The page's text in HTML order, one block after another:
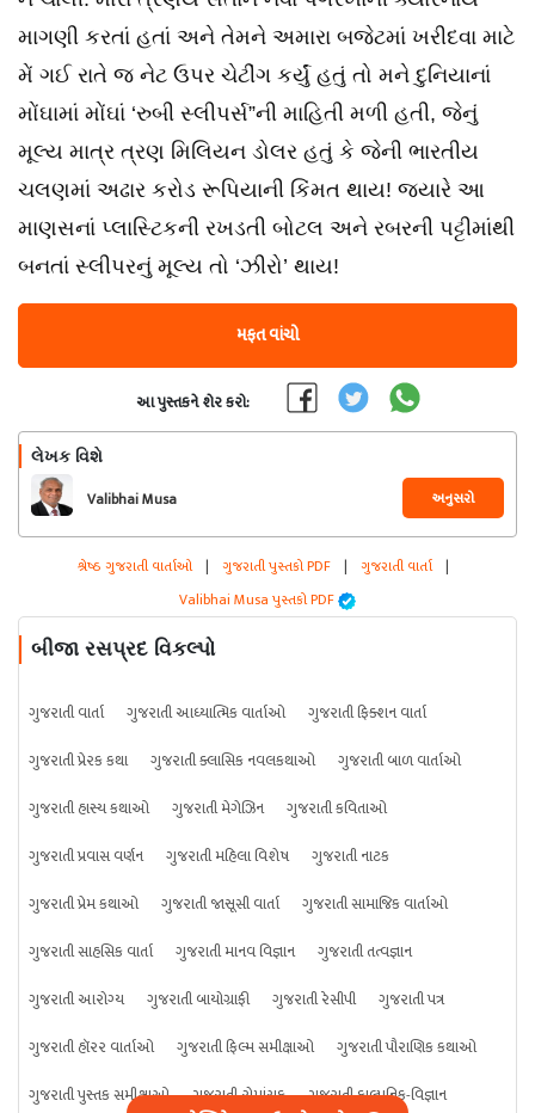
માગણી કરતાં હતાં અને તેમને અમારા બજેટમાં ખરીદવા માટે
મેં ગઈ રાતે જ નેટ ઉપર ચેટીંગ કર્યું હતું તો મને દુનિયાનાં
મોંઘામાં મોંઘાં ‘રુબી સ્લીપર્સ”ની માહિતી મળી હતી, જેનું
મૂલ્ય માત્ર ત્રણ મિલિયન ડોલર હતું કે જેની ભારતીય
ચલણમાં અઢાર કરોડ રૂપિયાની કિંમત થાય! જ્યારે આ
માણસનાં પ્લાસ્ટિકની રખડતી બોટલ અને રબરની પટ્ટીમાંથી
બનતાં સ્લીપરનું મૂલ્ય તો ‘ઝીરો’ થાય!
મફત વાંચો
આ પુસ્તકને શેર કરો:
લેખક વિશે
Valibhai Musa અનુસરો
શ્રેષ્ઠ ગુજરાતી વાર્તાઓ | ગુજરાતી પુસ્તકો PDF | ગુજરાતી વાર્તા |
Valibhai Musa પુસ્તકો PDF
બીજા રસપ્રદ વિકલ્પો
ગુજરાતી વાર્તા ગુજરાતી આધ્યાત્મિક વાર્તાઓ
ગુજરાતી ફિક્શન વાર્તા
ગુજરાતી પ્રેરક કથા
ગુજરાતી ક્લાસિક નવલકથાઓ
ગુજરાતી બાળ વાર્તાઓ
ગુજરાતી હાસ્ય કથાઓ
ગુજરાતી મેગેઝિન
ગુજરાતી કવિતાઓ
ગુજરાતી પ્રવાસ વર્ણન
ગુજરાતી મહિલા વિશેષ
ગુજરાતી નાટક
ગુજરાતી પ્રેમ કથાઓ
ગુજરાતી જાસૂસી વાર્તા
ગુજરાતી સામાજિક વાર્તાઓ
ગુજરાતી સાહસિક વાર્તા
ગુજરાતી માનવ વિજ્ઞાન
ગુજરાતી તત્વજ્ઞાન
ગુજરાતી આરોગ્ય
ગુજરાતી બાયોગ્રાફી ગુજરાતી રેસીપી
ગુજરાતી પત્ર
ગુજરાતી હૉરર વાર્તાઓ
ગુજરાતી ફિલ્મ સમીક્ષાઓ
ગુજરાતી પૌરાણિક કથાઓ
ગુજરાતી પુસ્તક સમીક્ષાઓ
ગુજરાતી રોમાંચક ગુજરાતી કાલ્પનિક-વિજ્ઞાન